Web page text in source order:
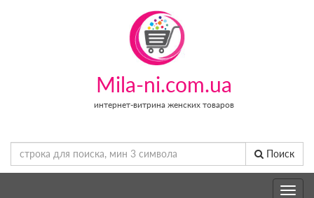
Mila-ni.com.ua
интернет-витрина женских товаров
Поиск
Toggle